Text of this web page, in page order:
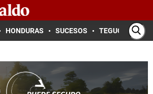
HONDURAS SUCESOS TEGUCIGALPA